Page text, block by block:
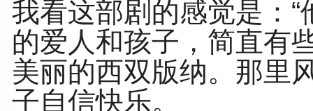
我看这部剧的感觉是：
的爱人和孩子，简直有
美丽的西双版纳。那里
子自信快乐。